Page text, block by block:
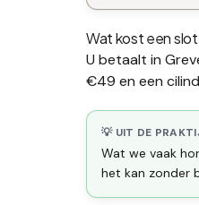
Wat kost een
U betaalt in
€49 en een
💡 UIT DE
Wat we vaak
het kan zonder